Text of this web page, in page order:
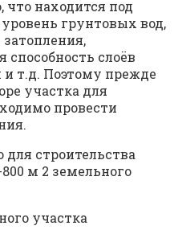
что находится под
грунтовых вод,
способность слоёв
т.д. Поэтому прежде
участка для
провести
строительства
м 2 земельного
участка